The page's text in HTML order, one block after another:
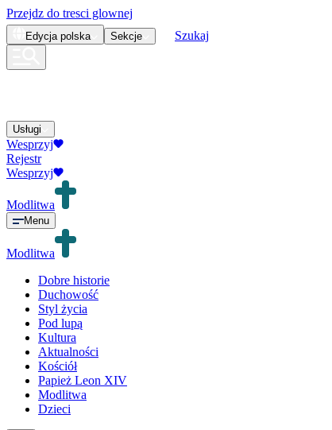
Przejdz do tresci glownej
Edycja polska Sekcje Szukaj
Usługi
Wesprzyj
Rejestr
Wesprzyj
Modlitwa
Menu
Modlitwa
Dobre historie
Duchowość
Styl życia
Pod lupą
Kultura
Aktualności
Kościół
Papież Leon XIV
Modlitwa
Dzieci